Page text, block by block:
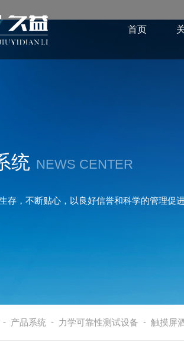
首页
统 NEWS CENTER
存，不断贴心，以良好信誉和科学的管理促
- 产品系统 - 力学可靠性测试设备 - 触摸屏